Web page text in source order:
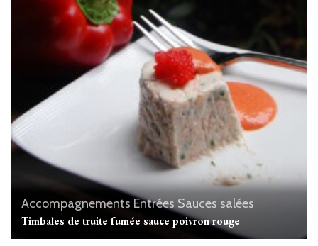
Accompagnements Entrées Sauces salées
Timbales de truite fumée sauce poivron rouge